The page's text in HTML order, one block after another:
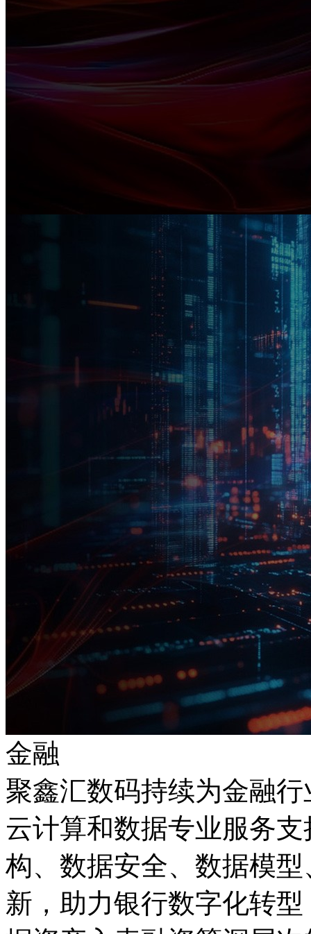
金融
聚鑫汇数码持续为金融
云计算和数据专业服务支持
构、数据安全、数据模
新，助力银行数字化转型